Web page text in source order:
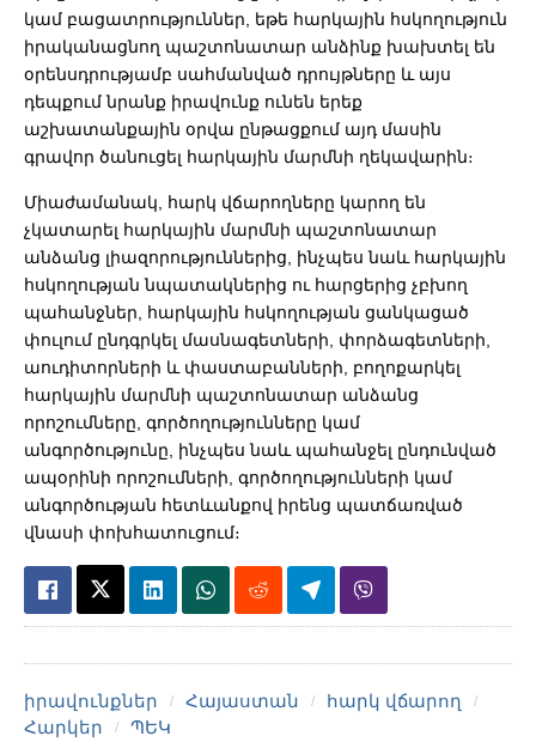
կամ բացատրություններ, եթե հարկային հսկողություն
իրականացնող պաշտոնատար անձինք խախտել են
օրենսդրությամբ սահմանված դրույթները և այս
դեպքում նրանք իրավունք ունեն երեք
աշխատանքային օրվա ընթացքում այդ մասին
գրավոր ծանուցել հարկային մարմնի ղեկավարին։
Միաժամանակ, հարկ վճարողները կարող են
չկատարել հարկային մարմնի պաշտոնատար
անձանց լիազորություններից, ինչպես նաև հարկային
հսկողության նպատակներից ու հարցերից չբխող
պահանջներ, հարկային հսկողության ցանկացած
փուլում ընդգրկել մասնագետների, փորձագետների,
աուդիտորների և փաստաբանների, բողոքարկել
հարկային մարմնի պաշտոնատար անձանց
որոշումները, գործողությունները կամ
անգործությունը, ինչպես նաև պահանջել ընդունված
ապօրինի որոշումների, գործողությունների կամ
անգործության հետևանքով իրենց պատճառված
վնասի փոխհատուցում։
իրավունքներ Հայաստան
հարկ վճարող
Հարկեր
ՊԵԿ